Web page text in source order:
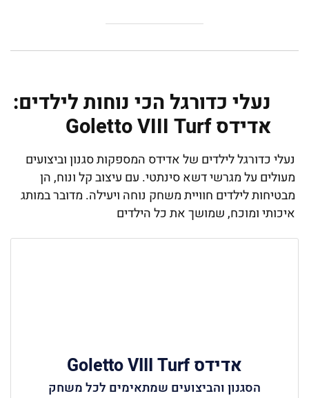
נעלי כדורגל הכי נוחות לילדים:
אדידס Goletto VIII Turf
נעלי כדורגל לילדים של אדידס המספקות סגנון וביצועים
מעולים על מגרשי דשא סינתטי. עם עיצוב קל ונוח, הן
מבטיחות לילדים חוויית משחק נוחה ויעילה. מדובר במותג
איכותי ומוכח, שמושך את כל הילדים
אדידס Goletto VIII Turf
הסגנון והביצועים שמתאימים לכל משחק